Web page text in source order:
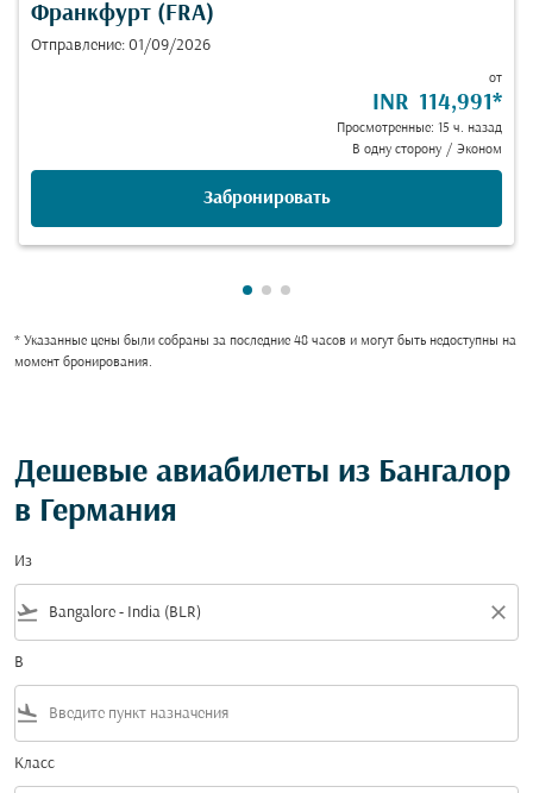
Франкфурт (FRA)
Отправление: 01/09/2026
от
INR 114,991*
Просмотренные: 15 ч. назад
В одну сторону / Эконом
Забронировать
Показаны cmp-pagination-
Показаны cmp-pagination-
Показаны cmp-
* Указанные цены были собраны за последние 48 часов и могут быть недоступны на
момент бронирования.
Дешевые авиабилеты из Бангалор
в Германия
Из
flight_takeoff close
В
flight_land
Класс